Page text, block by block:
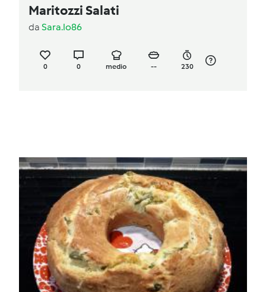
Maritozzi Salati
da Sara.lo86
0 0 medio -- 230